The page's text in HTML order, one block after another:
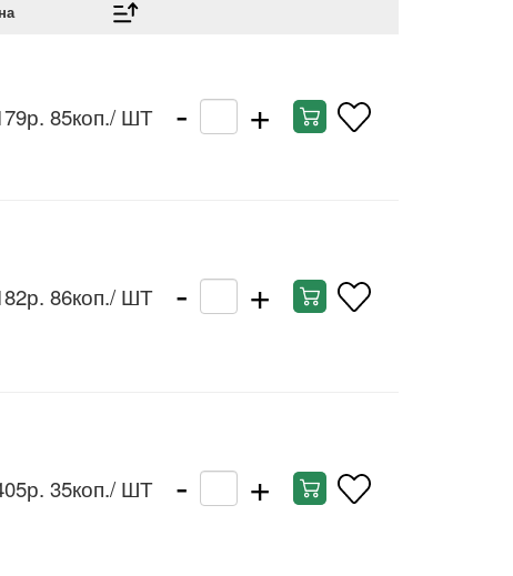
85коп./ ШТ - +
86коп./ ШТ - +
35коп./ ШТ - +